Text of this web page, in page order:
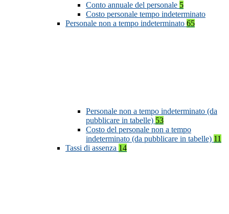
Conto annuale del personale 5
Costo personale tempo indeterminato
Personale non a tempo indeterminato 65
Personale non a tempo indeterminato (da
pubblicare in tabelle) 53
Costo del personale non a tempo
indeterminato (da pubblicare in tabelle) 11
Tassi di assenza 14